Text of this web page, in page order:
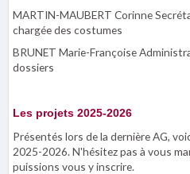
MARTIN-MAUBERT Corinne
chargée des costumes
BRUNET Marie-Françoise
dossiers
Les projets 2025-2026
Présentés lors de la dernière AG,
2025-2026. N'hésitez pas à vous
puissions vous y inscrire.